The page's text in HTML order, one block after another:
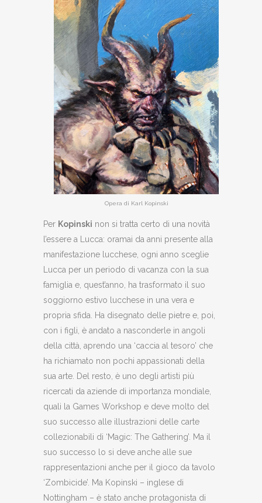
Opera di Karl Kopinski
Per Kopinski non si tratta certo di una novità
l’essere a Lucca: oramai da anni presente alla
manifestazione lucchese, ogni anno sceglie
Lucca per un periodo di vacanza con la sua
famiglia e, quest’anno, ha trasformato il suo
soggiorno estivo lucchese in una vera e
propria sfida. Ha disegnato delle pietre e, poi,
con i figli, è andato a nasconderle in angoli
della città, aprendo una ‘caccia al tesoro’ che
ha richiamato non pochi appassionati della
sua arte. Del resto, è uno degli artisti più
ricercati da aziende di importanza mondiale,
quali la Games Workshop e deve molto del
suo successo alle illustrazioni delle carte
collezionabili di ‘Magic: The Gathering’. Ma il
suo successo lo si deve anche alle sue
rappresentazioni anche per il gioco da tavolo
‘Zombicide’. Ma Kopinski – inglese di
Nottingham – è stato anche protagonista di